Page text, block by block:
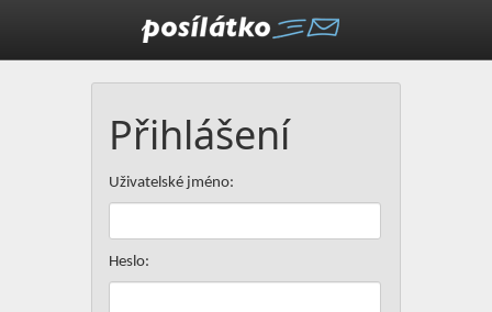
Přihlášení
Uživatelské jméno:
Heslo: